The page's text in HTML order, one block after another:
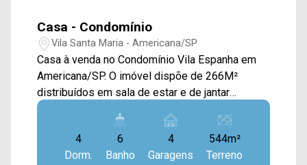
Casa - Condomínio
Vila Santa Maria - Americana/SP
Casa à venda no Condomínio Vila Espanha em
Americana/SP. O imóvel dispõe de 266M²
distribuídos em sala de estar e de jantar
integradas, cozinha, despensa, área gourmet
com churrasqueira e área de serviço com
banheiro. > 04 suítes com sacada; > 06
banheiros, sendo 01 de serviço e 01 lavabo > 04
4
Dorm.
6
Banho
4
Garagens
544m²
Terreno